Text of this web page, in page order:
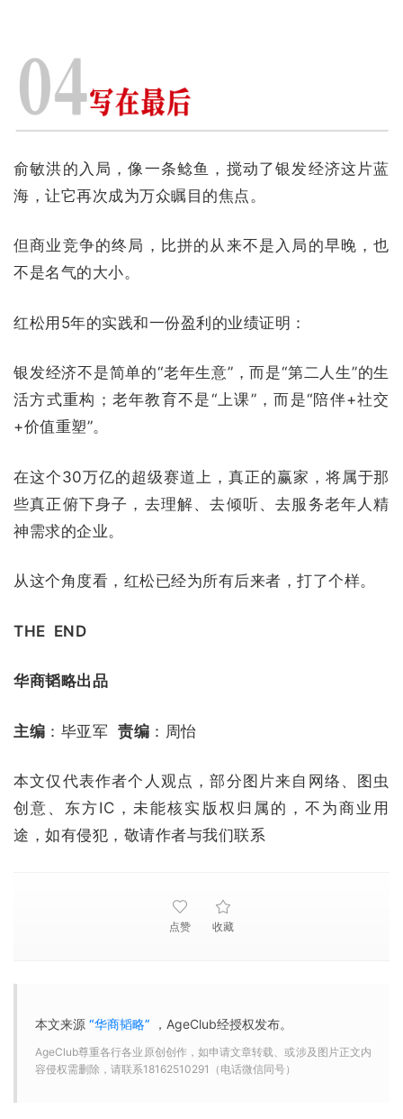
俞敏洪的入局，像一条鲶鱼，搅动了银发经济这片蓝
海，让它再次成为万众瞩目的焦点。
但商业竞争的终局，比拼的从来不是入局的早晚，也
不是名气的大小。
红松用5年的实践和一份盈利的业绩证明：
银发经济不是简单的“老年生意”，而是“第二人生”的生
活方式重构；老年教育不是“上课”，而是“陪伴+社交
+价值重塑”。
在这个30万亿的超级赛道上，真正的赢家，将属于那
些真正俯下身子，去理解、去倾听、去服务老年人精
神需求的企业。
从这个角度看，红松已经为所有后来者，打了个样。
THE END
华商韬略出品
主编 ：毕亚军责编 ：周怡
本文仅代表作者个人观点，部分图片来自网络、图虫
创意、东方IC，未能核实版权归属的，不为商业用
途，如有侵犯，敬请作者与我们联系
点赞 收藏
本文来源 “华商韬略” ，AgeClub经授权发布。
AgeClub尊重各行各业原创创作，如申请文章转载、或涉及图片正文内
容侵权需删除，请联系18162510291（电话微信同号）